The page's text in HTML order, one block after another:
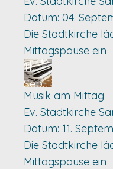
Datum: 04.
Die Stadtkirche
Mittagspause ein
11
Sep.
Musik am Mittag
Ev. Stadtkirche
Datum: 11.
Die Stadtkirche
Mittagspause ein